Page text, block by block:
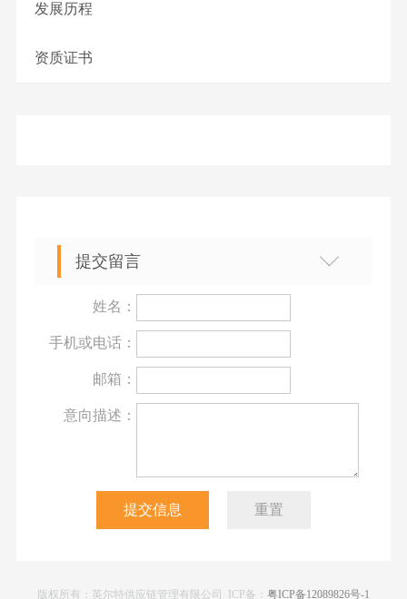
发展历程
资质证书
提交留言
姓名：
手机或电话：
邮箱：
意向描述：
版权所有：英尔特供应链管理有限公司 ICP备： 粤ICP备12089826号-1